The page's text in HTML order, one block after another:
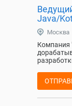
Java/
Москва
Компания